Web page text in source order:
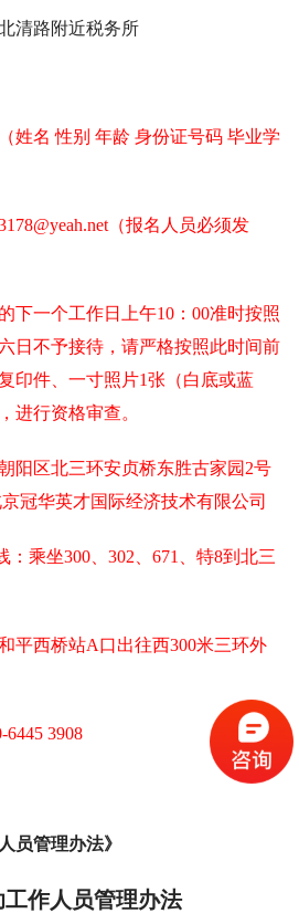
清路附近税务所
姓名 性别 年龄 身份证号码 毕业学
（报名人员必须发
下一个工作日上午10：00准时按照
日不予接待，请严格按照此时间前
印件、一寸照片1张（白底或蓝
进行资格审查。
阳区北三环安贞桥东胜古家园2号
冠华英才国际经济技术有限公司
乘坐300、302、671、特8到北三
平西桥站A口出往西300米三环外
3908
员管理办法》
作人员管理办法